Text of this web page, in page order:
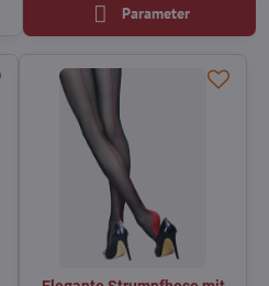
Parameter